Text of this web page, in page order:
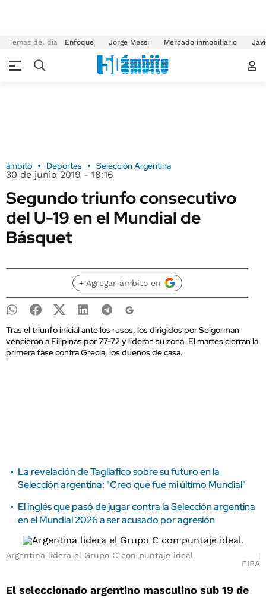
Temas del día Enfoque Jorge Messi Mercado inmobiliario
ámbito Deportes Selección Argentina
30 de junio 2019 - 18:16
Segundo triunfo consecutivo
del U-19 en el Mundial de
Básquet
+ Agregar ámbito en
Tras el triunfo inicial ante los rusos, los dirigidos por Seigorman
vencieron a Filipinas por 77-72 y lideran su zona. El martes cierran la
primera fase contra Grecia, los dueños de casa.
La revelación de Tagliafico sobre su futuro en la
Selección argentina: "Creo que fue mi último Mundial"
El inglés que pasó de jugar contra la Selección argentina
en el Mundial 2026 a ser acusado por agresión
Argentina lidera el Grupo C con puntaje ideal.
FIBA
El seleccionado argentino masculino sub 19 de